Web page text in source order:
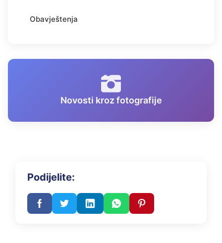
Obavještenja
Novosti kroz fotografije
Podijelite: